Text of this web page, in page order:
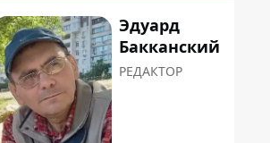
Эдуард
Бакканский
РЕДАКТОР